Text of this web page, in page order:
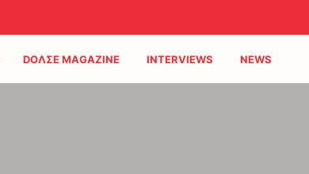
DOΛΣE MAGAZINE INTERVIEWS NEWS